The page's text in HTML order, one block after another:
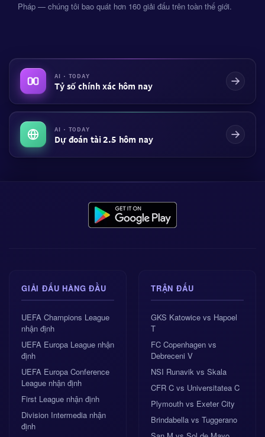
Pháp — chúng tôi bao quát hơn 160 giải đấu trên toàn thế giới.
AI · TODAY
Tỷ số chính xác hôm nay
AI · TODAY
Dự đoán tài 2.5 hôm nay
GIẢI ĐẤU HÀNG ĐẦU
UEFA Champions League
nhận định
UEFA Europa League nhận
định
UEFA Europa Conference
League nhận định
First League nhận định
Division Intermedia nhận
định
TRẬN ĐẤU
GKS Katowice vs Hapoel
T
FC Copenhagen vs
Debreceni V
NSI Runavik vs Skala
CFR C vs Universitatea C
Plymouth vs Exeter City
Brindabella vs Tuggerano